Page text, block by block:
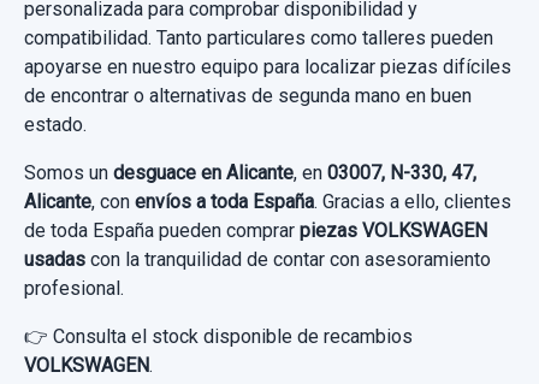
usado.
VOLKSWAGEN GOLF VII LIM. ADVANCE
BLUEMOTION TECH.
Ref:925379 OEM:5g4837461h
35,00 €
0261S12609
40,00 €
Sin IVA, gastos de envío no incluidos.
personalizada para comprobar disponibilidad y
compatibilidad. Tanto particulares como talleres pueden
apoyarse en nuestro equipo para localizar piezas difíciles
de encontrar o alternativas de segunda mano en buen
estado.
Somos un desguace en Alicante, en 03007, N-330, 47,
Alicante, con envíos a toda España. Gracias a ello, clientes
de toda España pueden comprar piezas VOLKSWAGEN
usadas con la tranquilidad de contar con asesoramiento
profesional.
👉 Consulta el stock disponible de recambios
VOLKSWAGEN.